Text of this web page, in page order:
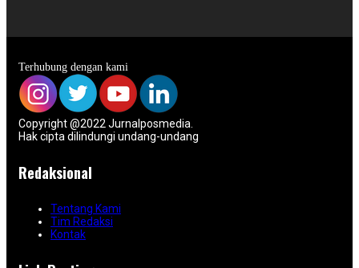
Terhubung dengan kami
Copyright @2022 Jurnalposmedia.
Hak cipta dilindungi undang-undang
Redaksional
Tentang Kami
Tim Redaksi
Kontak